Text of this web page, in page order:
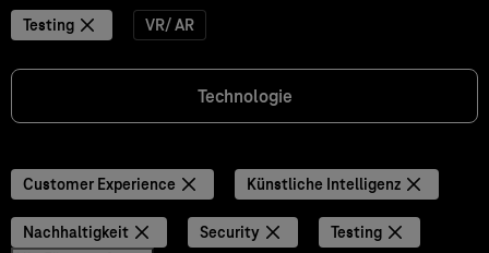
Testing VR/ AR
Technologie
Customer Experience Künstliche Intelligenz
Nachhaltigkeit Security
Testing